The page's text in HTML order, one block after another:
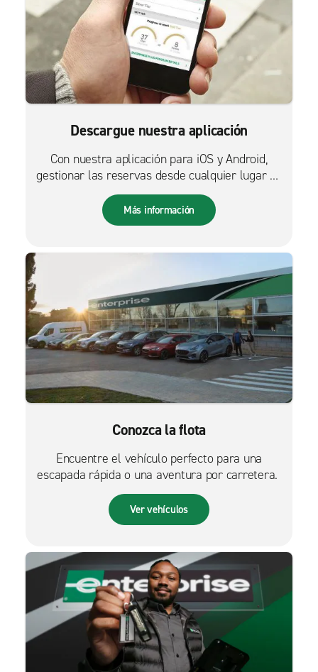
Descargue nuestra aplicación
Con nuestra aplicación para iOS y Android,
gestionar las reservas desde cualquier lugar es
más fácil que nunca.
Más información
Conozca la flota
Encuentre el vehículo perfecto para una
escapada rápida o una aventura por carretera.
Ver vehículos